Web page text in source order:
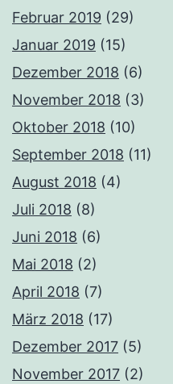
Februar 2019 (29)
Januar 2019 (15)
Dezember 2018 (6)
November 2018 (3)
Oktober 2018 (10)
September 2018 (11)
August 2018 (4)
Juli 2018 (8)
Juni 2018 (6)
Mai 2018 (2)
April 2018 (7)
März 2018 (17)
Dezember 2017 (5)
November 2017 (2)